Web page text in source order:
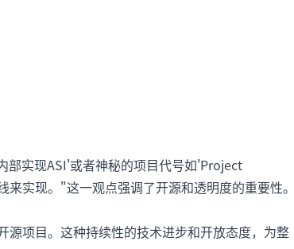
部实现ASI'或者神秘的项目代号如'Project
实现。"这一观点强调了开源和透明度的重要性。
项目。这种持续性的技术进步和开放态度，为整